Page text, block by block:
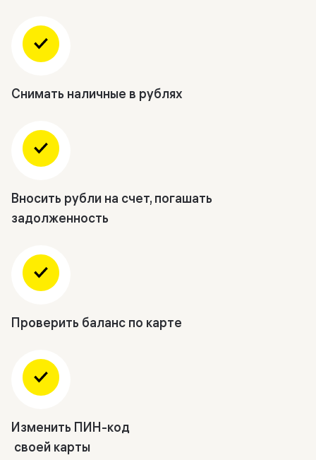
Снимать наличные в рублях
Вносить рубли на счет, погашать
задолженность
Проверить баланс по карте
Изменить ПИН-код
своей карты